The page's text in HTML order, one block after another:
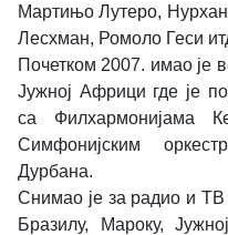
Мартињо Лутеро,
Лесхман, Ромоло Геси
Почетком 2007. имао је
Јужној Африци где је
са Филхармонијама
Симфонијским
Дурбана.
Снимао је за радио и ТВ
Бразилу, Мароку,